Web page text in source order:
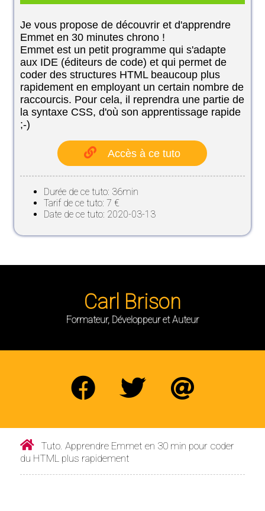
Je vous propose de découvrir et d'apprendre
Emmet en 30 minutes chrono !
Emmet est un petit programme qui s'adapte
aux IDE (éditeurs de code) et qui permet de
coder des structures HTML beaucoup plus
rapidement en employant un certain nombre de
raccourcis. Pour cela, il reprendra une partie de
la syntaxe CSS, d'où son apprentissage rapide
;-)
Accès à ce tuto
Durée de ce tuto: 36min
Tarif de ce tuto: 7 €
Date de ce tuto: 2020-03-13
Carl Brison
Formateur, Développeur et Auteur
Tuto. Apprendre Emmet en 30 min pour coder
du HTML plus rapidement